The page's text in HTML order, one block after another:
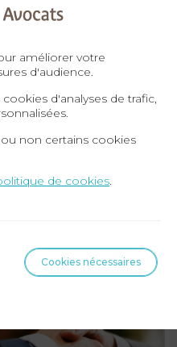
questions et vous
peuvent se tenir en
en ligne sur
– Pôle Distribution
09 72 34 24 72
améliorer votre
d'audience.
d'analyses de trafic,
non certains cookies
de cookies
Cookies nécessaires